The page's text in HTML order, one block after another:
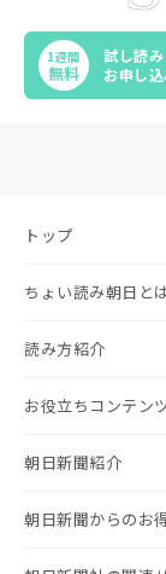
1週間
無料
試し読み
お申し
トップ
ちょい読み朝日と
読み方紹介
お役立ちコンテン
朝日新聞紹介
朝日新聞からのお